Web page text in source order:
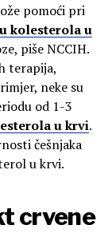
pomoći pri
kolesterola u
piše NCCIH.
terapija,
neke su
od 1-3
u krvi.
češnjaka
u krvi.
crvene